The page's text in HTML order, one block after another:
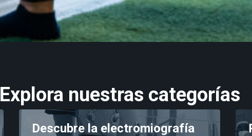
Explora nuestras categorías
Descubre la electromiografía